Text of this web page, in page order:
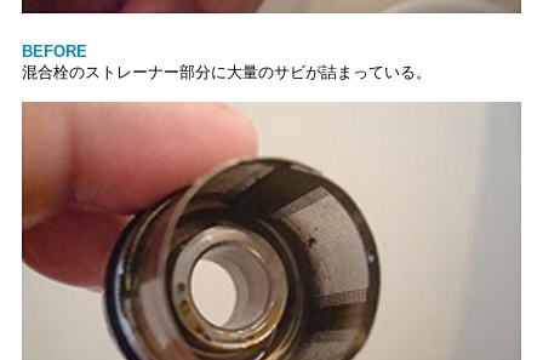
BEFORE
混合栓のストレーナー部分に大量のサビが詰まっている。